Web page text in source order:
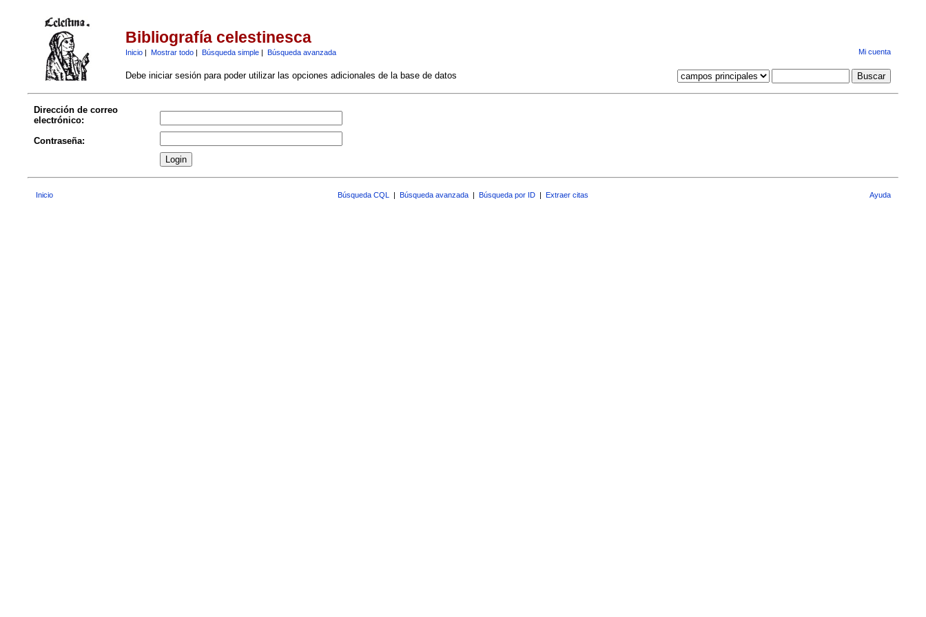
Bibliografía celestinesca
Inicio| Mostrar todo| Búsqueda simple| Búsqueda avanzada Mi cuenta
Debe iniciar sesión para poder utilizar las opciones adicionales de la base de datos
Dirección de correo
electrónico:
Contraseña:
Inicio Búsqueda CQL | Búsqueda avanzada | Búsqueda por ID | Extraer citas Ayuda